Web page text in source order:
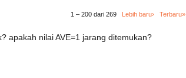
1 – 200 dari 269 Lebih baru› Terbaru»
apakah nilai AVE=1 jarang ditemukan?